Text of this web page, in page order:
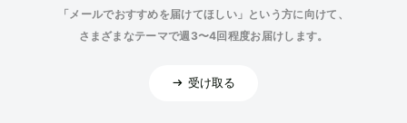
「メールでおすすめを届けてほしい」という方に向けて、
さまざまなテーマで週3〜4回程度お届けします。
受け取る